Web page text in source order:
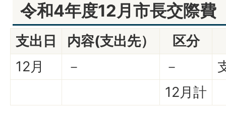
令和4年度12月市長交際費
支出日 内容(支出先）
区分
12月
－ －
12月計